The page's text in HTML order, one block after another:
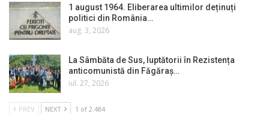
1 august 1964. Eliberarea ultimilor deținuți
politici din România…
aug. 3, 2026
La Sâmbăta de Sus, luptătorii în Rezistența
anticomunistă din Făgăraș…
iul. 27, 2026
PREV NEXT 1 of 2.484